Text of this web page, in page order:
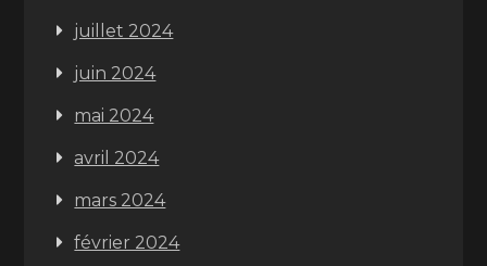
juillet 2024
juin 2024
mai 2024
avril 2024
mars 2024
février 2024